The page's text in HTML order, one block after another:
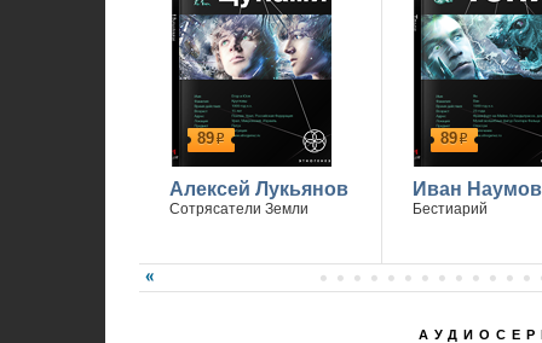
89р
Алексей Лукьянов
Сотрясатели Земли
89р
Иван Наумов
Бестиарий